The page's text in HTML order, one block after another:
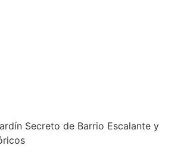
Secreto de Barrio Escalante y